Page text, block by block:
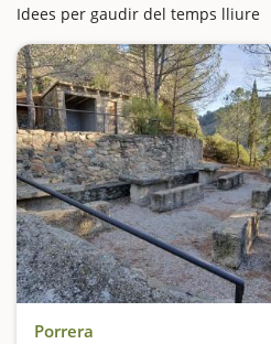
Idees per gaudir del temps lliure
Porrera